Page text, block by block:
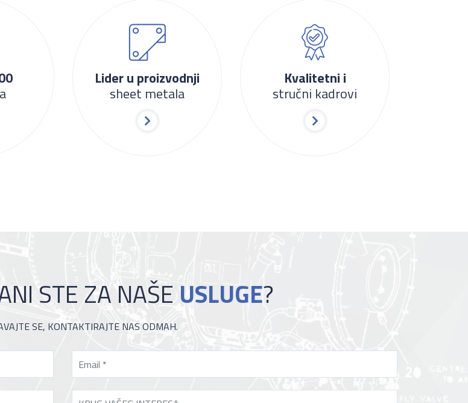
Lider u proizvodnji
sheet metala
Kvalitetni i
stručni kadrovi
STE ZA NAŠE USLUGE?
SE, KONTAKTIRAJTE NAS ODMAH.